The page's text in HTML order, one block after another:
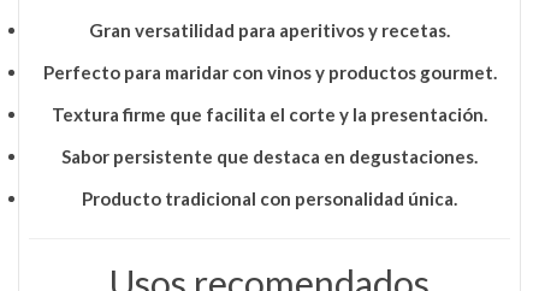
Gran versatilidad para aperitivos y recetas.
Perfecto para maridar con vinos y productos gourmet.
Textura firme que facilita el corte y la presentación.
Sabor persistente que destaca en degustaciones.
Producto tradicional con personalidad única.